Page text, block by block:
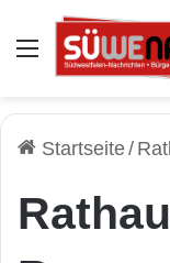
Auswahl
Startseite/